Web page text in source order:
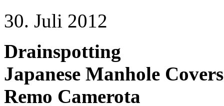
30. Juli 2012
Drainspotting
Japanese Manhole Covers
Remo Camerota